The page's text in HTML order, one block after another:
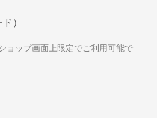
）
ョップ画面上限定でご利用可能で